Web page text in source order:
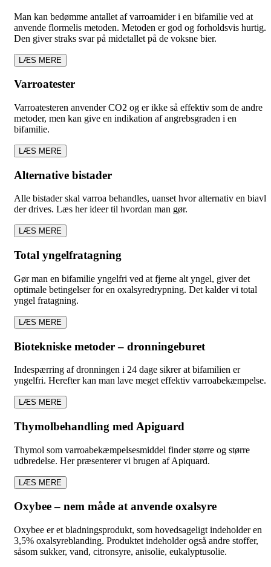
Man kan bedømme antallet af varroamider i en bifamilie ved at
anvende flormelis metoden. Metoden er god og forholdsvis hurtig.
Den giver straks svar på midetallet på de voksne bier.
LÆS MERE
Varroatester
Varroatesteren anvender CO2 og er ikke så effektiv som de andre
metoder, men kan give en indikation af angrebsgraden i en
bifamilie.
LÆS MERE
Alternative bistader
Alle bistader skal varroa behandles, uanset hvor alternativ en biavl
der drives. Læs her ideer til hvordan man gør.
LÆS MERE
Total yngelfratagning
Gør man en bifamilie yngelfri ved at fjerne alt yngel, giver det
optimale betingelser for en oxalsyredrypning. Det kalder vi total
yngel fratagning.
LÆS MERE
Biotekniske metoder – dronningeburet
Indespærring af dronningen i 24 dage sikrer at bifamilien er
yngelfri. Herefter kan man lave meget effektiv varroabekæmpelse.
LÆS MERE
Thymolbehandling med Apiguard
Thymol som varroabekæmpelsesmiddel finder større og større
udbredelse. Her præsenterer vi brugen af Apiquard.
LÆS MERE
Oxybee – nem måde at anvende oxalsyre
Oxybee er et bladningsprodukt, som hovedsageligt indeholder en
3,5% oxalsyreblanding. Produktet indeholder også andre stoffer,
såsom sukker, vand, citronsyre, anisolie, eukalyptusolie.